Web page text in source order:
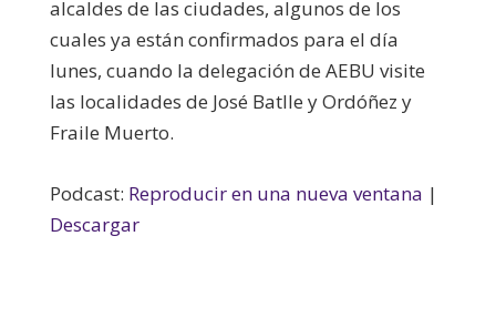
alcaldes de las ciudades, algunos de los
cuales ya están confirmados para el día
lunes, cuando la delegación de AEBU visite
las localidades de José Batlle y Ordóñez y
Fraile Muerto.
Podcast: Reproducir en una nueva ventana |
Descargar